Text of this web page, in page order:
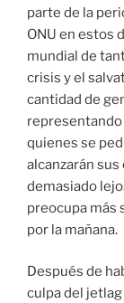
parte de la
ONU en estos
mundial de
crisis y el
cantidad de
representando
quienes se
alcanzarán
demasiado
preocupa más
por la mañana.
Después de
culpa del